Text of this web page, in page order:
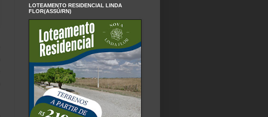
LOTEAMENTO RESIDENCIAL LINDA
FLOR(ASSÚ/RN)